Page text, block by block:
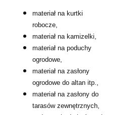
materiał na kurtki
robocze,
materiał na kamizelki,
materiał na poduchy
ogrodowe,
materiał na zasłony
ogrodowe do altan itp.,
materiał na zasłony do
tarasów zewnętrznych,